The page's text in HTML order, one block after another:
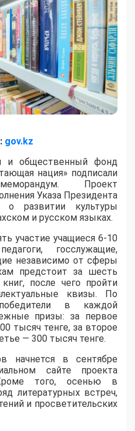
gov.kz
и общественный фонд
нация» подписали
Проект
Указа Президента
о развитии культуры
и русском языках.
участие учащиеся 6-10
госслужащие,
независимо от сферы
предстоит за шесть
после чего пройти
квизы. По
в каждой
призы: за первое
тысяч тенге, за второе
— 300 тысяч тенге.
начнется в сентябре
сайте проекта
того, осенью в
литературных встреч,
и просветительских